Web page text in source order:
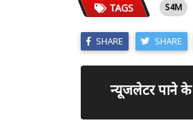
TAGS S4M
SHARE SHARE
न्यूजलेटर पाने के